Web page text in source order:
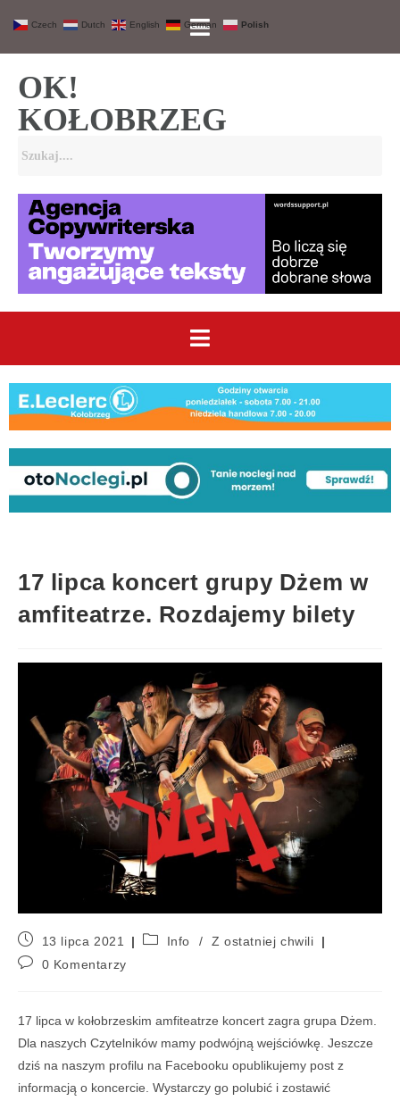
OK!
KOŁOBRZEG
17 lipca koncert grupy Dżem w
amfiteatrze. Rozdajemy bilety
13 lipca 2021 Info /
Z ostatniej chwili
0 Komentarzy
17 lipca w kołobrzeskim amfiteatrze koncert zagra grupa Dżem.
Dla naszych Czytelników mamy podwójną wejściówkę. Jeszcze
dziś na naszym profilu na Facebooku opublikujemy post z
informacją o koncercie. Wystarczy go polubić i zostawić
Czech Dutch English German Polish